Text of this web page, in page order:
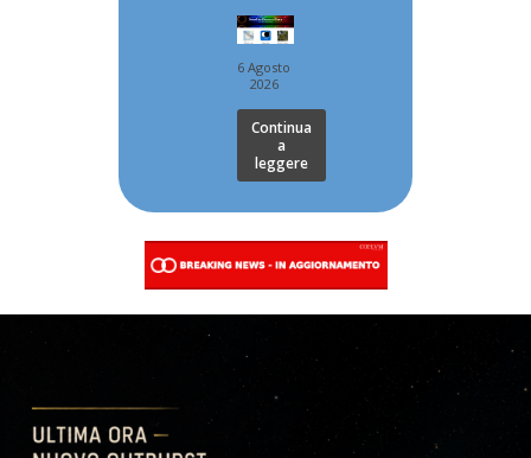
6 Agosto
2026
Continua
a
leggere